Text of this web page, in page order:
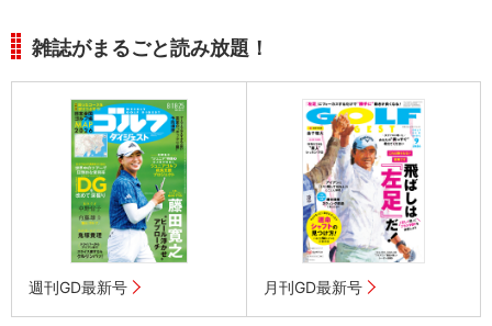
雑誌がまるごと読み放題！
週刊GD最新号 月刊GD最新号